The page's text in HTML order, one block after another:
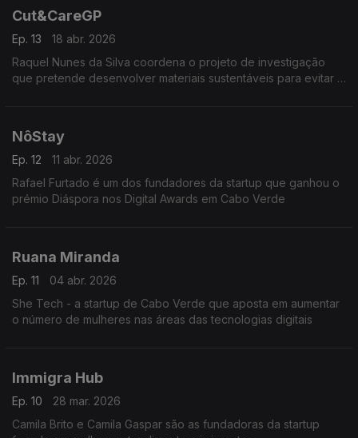
Cut&CareGP
Ep. 13
18 abr. 2026
Raquel Nunes da Silva coordena o projeto de investigação
que pretende desenvolver materiais sustentáveis para evitar a
NôStay
Ep. 12
11 abr. 2026
Rafael Furtado é um dos fundadores da startup que ganhou o
prémio Diáspora nos Digital Awards em Cabo Verde
Ruana Miranda
Ep. 11
04 abr. 2026
She Tech - a startup de Cabo Verde que aposta em aumentar
o número de mulheres nas áreas das tecnologias digitais
Immigra Hub
Ep. 10
28 mar. 2026
Camila Brito e Camila Gaspar são as fundadoras da startup